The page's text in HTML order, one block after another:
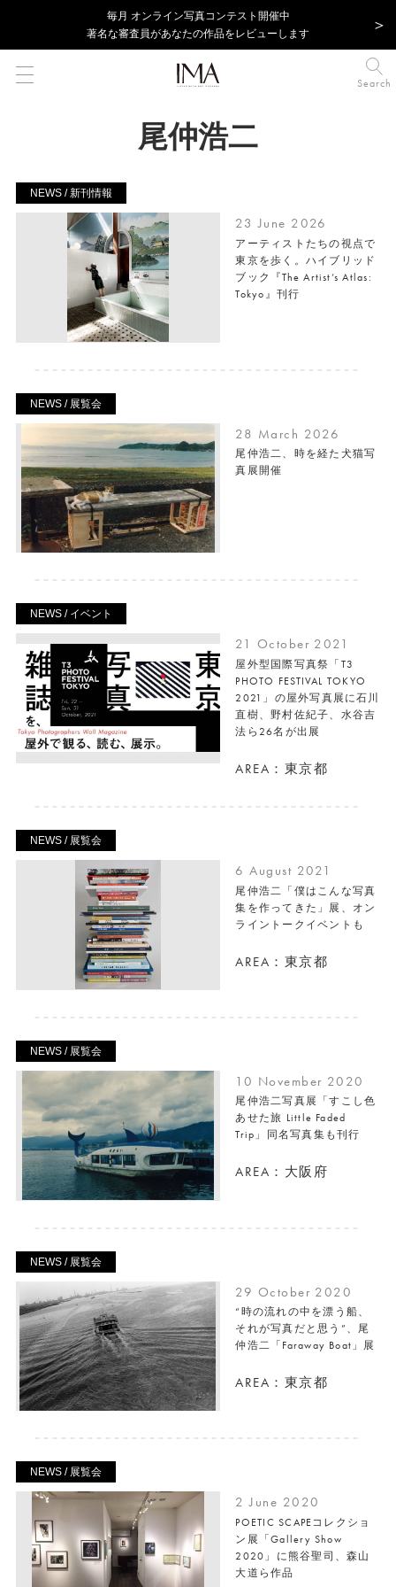
毎⽉ オンライン写真コンテスト開催中
著名な審査員があなたの作品をレビューします
Search
尾仲浩二
NEWS / 新刊情報
23 June 2026
アーティストたちの視点で
東京を歩く。ハイブリッド
ブック『The Artist’s Atlas:
Tokyo』刊行
NEWS / 展覧会
28 March 2026
尾仲浩二、時を経た犬猫写
真展開催
NEWS / イベント
21 October 2021
屋外型国際写真祭「T3
PHOTO FESTIVAL TOKYO
2021」の屋外写真展に石川
直樹、野村佐紀子、水谷吉
法ら26名が出展
AREA：東京都
NEWS / 展覧会
6 August 2021
尾仲浩二「僕はこんな写真
集を作ってきた」展、オン
ライントークイベントも
AREA：東京都
NEWS / 展覧会
10 November 2020
尾仲浩二写真展「すこし色
あせた旅 Little Faded
Trip」同名写真集も刊行
AREA：大阪府
NEWS / 展覧会
29 October 2020
“時の流れの中を漂う船、
それが写真だと思う”、尾
仲浩二「Faraway Boat」展
AREA：東京都
NEWS / 展覧会
2 June 2020
POETIC SCAPEコレクショ
ン展「Gallery Show
2020」に熊谷聖司、森山
大道ら作品